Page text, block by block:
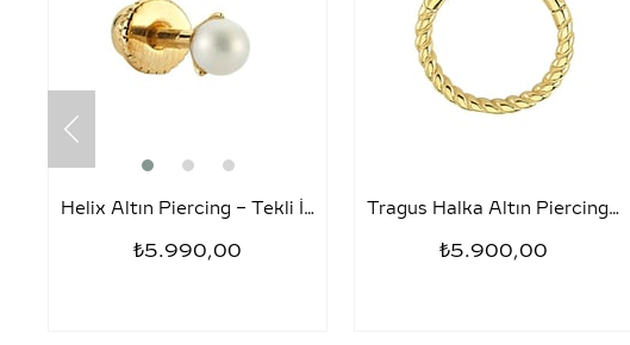
Helix Altın Piercing – Tekli İnci
₺5.990,00
Tragus Halka Altın Piercing – Sezar
₺5.900,00